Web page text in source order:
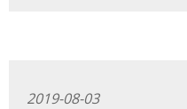
2019-08-03